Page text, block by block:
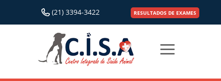
(21) 3394-3422 RESULTADOS DE EXAMES